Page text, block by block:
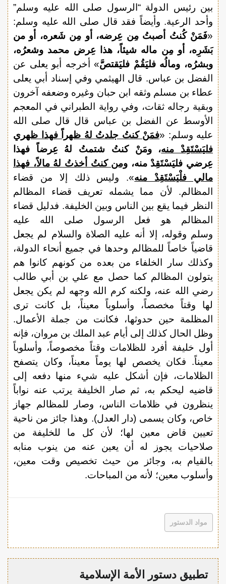
بين رئيس الدولة “الرسول صلى الله عليه وسلم”
وأحد الرعية. وأيضاً فقد قال صلى الله عليه وسلم:
«فَمَنْ كُنتُ أصبتُ مِن عِرضه، أو مِن شَعره، أو من
بَشَرِه، أو مِن ماله شيئاً، هذا عِرض محمد وشعرُه،
وبشرُه، ومالُه فليَقُمْ فليَقتصَّ» أخرجه أبو يعلى عن
الفضل بن عباس. قال الهيثمي وفي إسناد أبي يعلى
عطاء بن مسلم وثقه ابن حبان وغيره وضعفه آخرون
وبقية رجاله ثقات، وفي رواية الطبراني في المعجم
الأوسط عن الفضل بن عباس قال قال صلى الله
عليه وسلم: «فمَنْ كنتُ جلدتُ لهُ ظهراً فهذا ظهري
فليَسْتَقِدْ منه، ومَنْ كنتُ شتمتُ لهُ عِرضاً فهذا
عِرضي فليَسْتَقِدْ منه، ومن كنتُ أخذتُ لهُ مالاً، فهذا
مالي فلْيَسْتَقِدْ منه». وليس ذلك إلا من قضاء
المظالم. لأن مما يشمله تعريف قضاء المظالم
النظر فيما يقع بين الناس وبين الخليفة. فدليل قضاء
المظالم هو فعل الرسول صلى الله عليه
وسلم وقوله، إلا أنه عليه الصلاة والسلام لم يجعل
قاضياً خاصاً للمظالم وحدها في جميع أنحاء الدولة،
وكذلك سار الخلفاء من بعده من كونهم كانوا هم
يتولون المظالم كما حصل مع علي بن أبي طالب
رضي الله عنه، ولكنه كرم الله وجهه لم يكن يجعل
لها وقتاً مخصصاً، وأسلوباً معيناً، بل كانت ترى
المظلمة حين حدوثها، فكانت من جملة الأعمال.
وظل الحال كذلك إلى أيام عبد الملك بن مروان، فإنه
أول خليفة أفرد للظلامات وقتاً مخصوصاً، وأسلوباً
معيناً. فكان يخصص لها يوماً معيناً، وكان يتصفح
الظلامات، فإن أشكل عليه شيء منها دفعه إلى
قاضيه ليحكم به، ثم صار الخليفة يرتب عنه نواباً
ينظرون في ظلامات الناس، وصار للمظالم جهاز
خاص، وكان يسمى (دار العدل). وهذا جائز من ناحية
تعيين قاض معين لها؛ لأن كل ما للخليفة من
صلاحيات يجوز له أن يعين عنه من ينوب منابه
بالقيام به، وجائز من حيث تخصيص وقت معين،
وأسلوب معين؛ لأنه من المباحات.
مواد الدستور
تطبيق دستور الأمة الإسلامية